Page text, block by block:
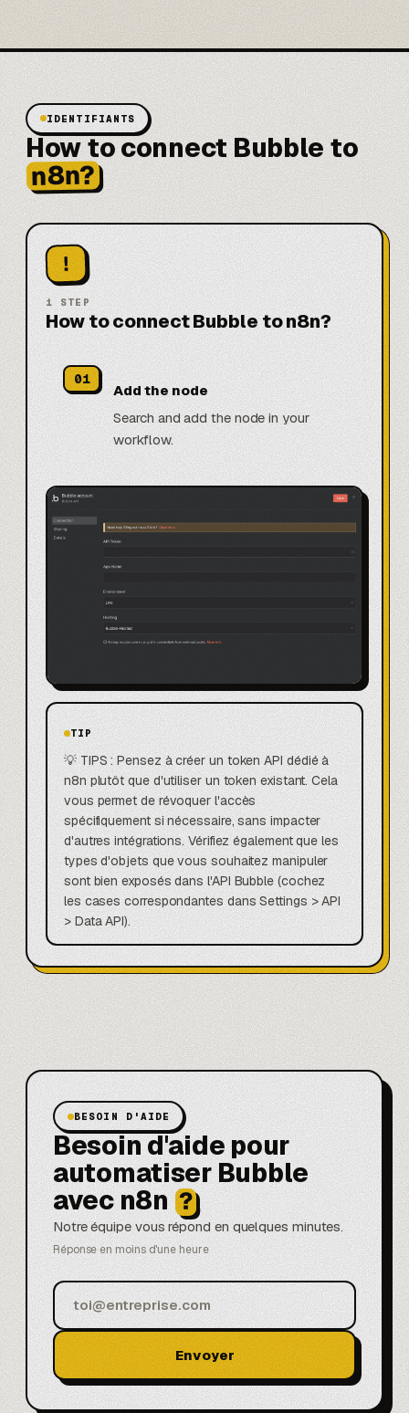
IDENTIFIANTS
How to connect Bubble to
n8n?
!
1 STEP
How to connect Bubble to n8n?
01
Add the node
Search and add the node in your
workflow.
TIP
💡 TIPS : Pensez à créer un token API dédié à
n8n plutôt que d'utiliser un token existant. Cela
vous permet de révoquer l'accès
spécifiquement si nécessaire, sans impacter
d'autres intégrations. Vérifiez également que les
types d'objets que vous souhaitez manipuler
sont bien exposés dans l'API Bubble (cochez
les cases correspondantes dans Settings > API
> Data API).
BESOIN D'AIDE
Besoin d'aide pour
automatiser Bubble
avec n8n ?
Notre équipe vous répond en quelques minutes.
Réponse en moins d'une heure
Envoyer